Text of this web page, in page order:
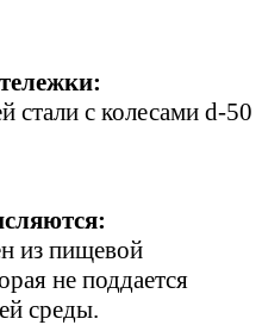
стали с колесами d-50
из пищевой
не поддается
среды.